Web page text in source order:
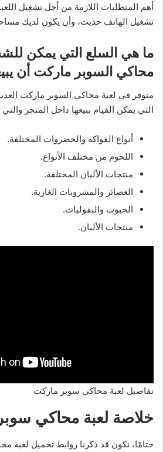
أهم المتطلبات اللازمة من أجل تشغيل
تشغيل الهاتف حديث، وأن يكون لديك
ما هي السلع التي يمكن
محاكي السوبر ماركت أن
متوفر في لعبة محاكي السوبر ماركت
التي يمكن القيام ببيعها داخل المتجر
أنواع الفواكه والخضروات المختلفة.
اللحوم من مختلف الأنواع.
منتجات الألبان المختلفة.
العصائر والمشروبات الغازية.
الحبوب والبقوليات.
منتجات الألبان.
تفاصيل لعبة محاكي سوبر ماركت
خلاصة لعبة محاكي
ختامًا، نكون قد ذكرنا روابط تحميل لعبة